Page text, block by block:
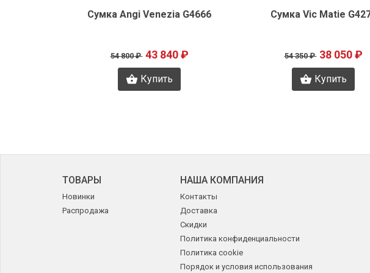
Сумка Angi Venezia G4666
54 800 ₽ 43 840 ₽
Купить
Сумка Vic Matie
54 350 ₽ 38 050 ₽
Купить
ТОВАРЫ
Новинки
Распродажа
НАША КОМПАНИЯ
Контакты
Доставка
Скидки
Политика конфиденциальности
Политика cookie
Порядок и условия использования